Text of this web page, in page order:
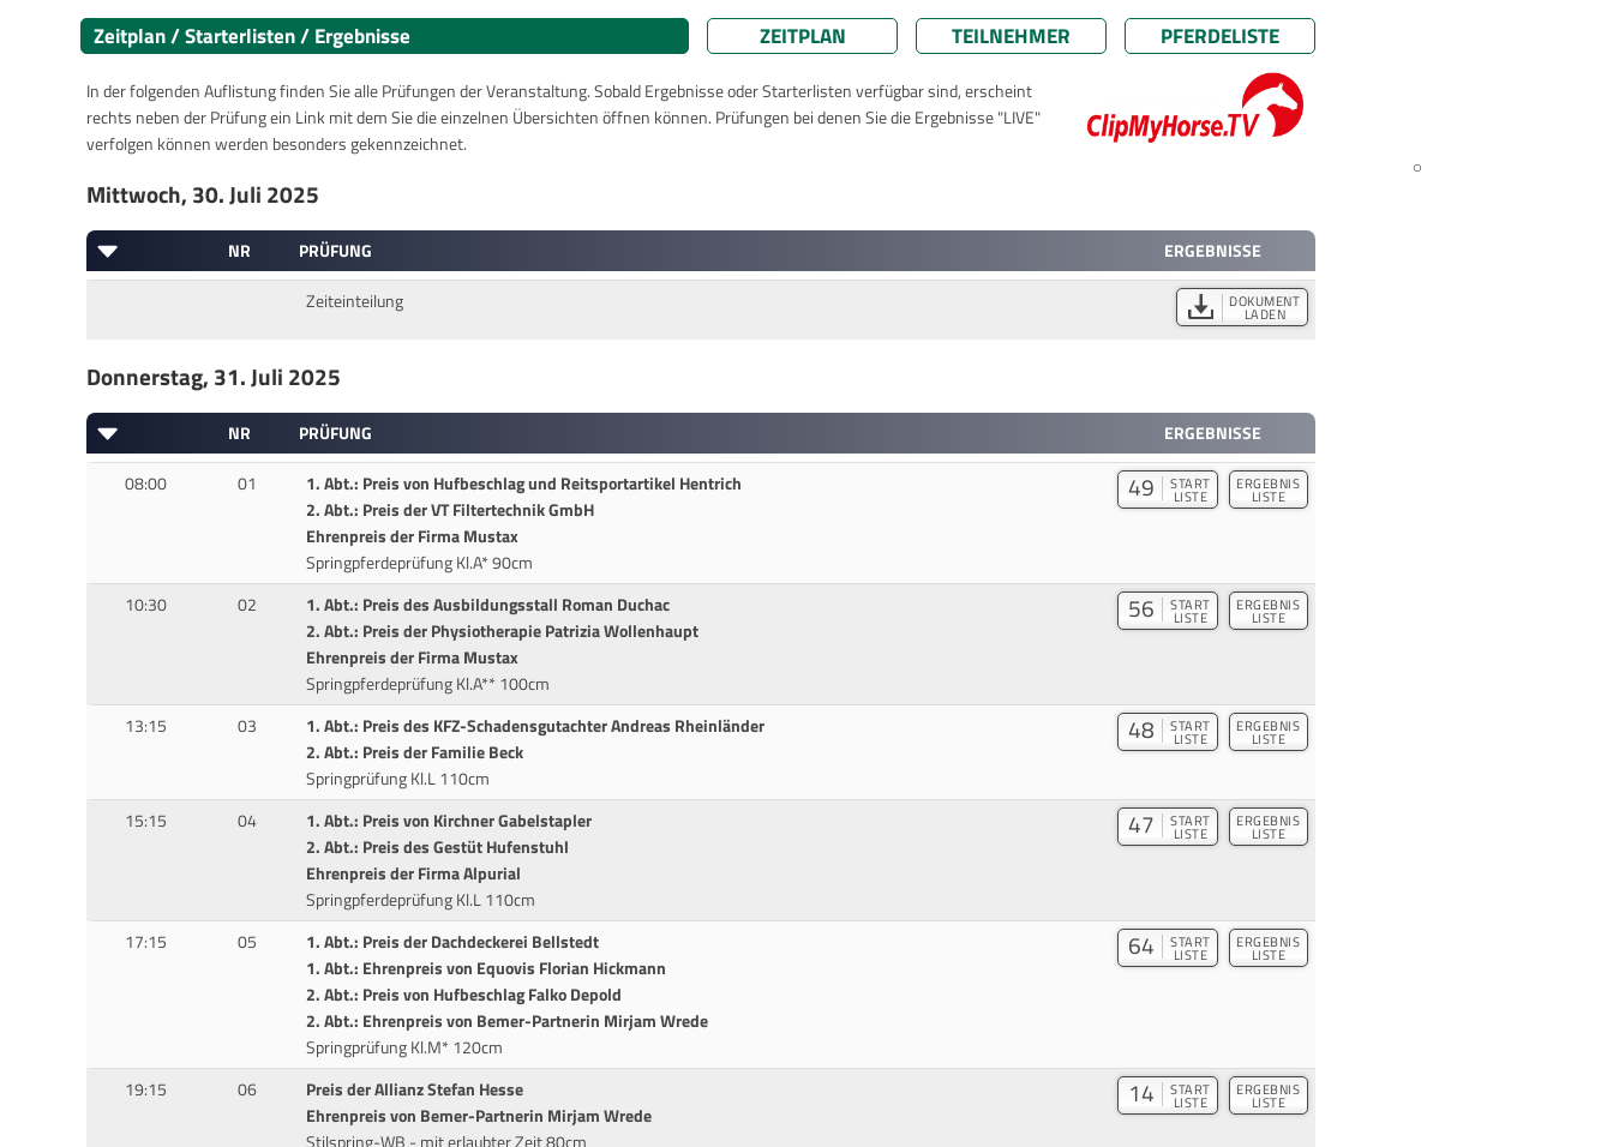
Zeitplan / Starterlisten / Ergebnisse ZEITPLAN TEILNEHMER PFERDELISTE
In der folgenden Auflistung finden Sie alle Prüfungen der Veranstaltung. Sobald Ergebnisse oder Starterlisten verfügbar sind, erscheint
rechts neben der Prüfung ein Link mit dem Sie die einzelnen Übersichten öffnen können. Prüfungen bei denen Sie die Ergebnisse "LIVE"
verfolgen können werden besonders gekennzeichnet.
Mittwoch, 30. Juli 2025
NR PRÜFUNG
ERGEBNISSE
Zeiteinteilung
DOKUMENT
LADEN
Donnerstag, 31. Juli 2025
NR PRÜFUNG
ERGEBNISSE
08:00
01
1. Abt.: Preis von Hufbeschlag und Reitsportartikel Hentrich
2. Abt.: Preis der VT Filtertechnik GmbH
Ehrenpreis der Firma Mustax
Springpferdeprüfung Kl.A* 90cm
49 START
LISTE
ERGEBNIS
LISTE
10:30 02
1. Abt.: Preis des Ausbildungsstall Roman Duchac
2. Abt.: Preis der Physiotherapie Patrizia Wollenhaupt
Ehrenpreis der Firma Mustax
Springpferdeprüfung Kl.A** 100cm
56 START
LISTE
ERGEBNIS
LISTE
13:15 03
1. Abt.: Preis des KFZ-Schadensgutachter Andreas Rheinländer
2. Abt.: Preis der Familie Beck
Springprüfung Kl.L 110cm
48 START
LISTE
ERGEBNIS
LISTE
15:15 04
1. Abt.: Preis von Kirchner Gabelstapler
2. Abt.: Preis des Gestüt Hufenstuhl
Ehrenpreis der Firma Alpurial
Springpferdeprüfung Kl.L 110cm
47 START
LISTE
ERGEBNIS
LISTE
17:15 05
1. Abt.: Preis der Dachdeckerei Bellstedt
1. Abt.: Ehrenpreis von Equovis Florian Hickmann
2. Abt.: Preis von Hufbeschlag Falko Depold
2. Abt.: Ehrenpreis von Bemer-Partnerin Mirjam Wrede
Springprüfung Kl.M* 120cm
64 START
LISTE
ERGEBNIS
LISTE
19:15 06
Preis der Allianz Stefan Hesse
Ehrenpreis von Bemer-Partnerin Mirjam Wrede
14 START
LISTE
ERGEBNIS
LISTE